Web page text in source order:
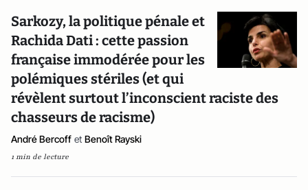
Sarkozy, la politique pénale et
Rachida Dati : cette passion
française immodérée pour les
polémiques stériles (et qui
révèlent surtout l’inconscient raciste des
chasseurs de racisme)
André Bercoff et Benoît Rayski
1 min de lecture